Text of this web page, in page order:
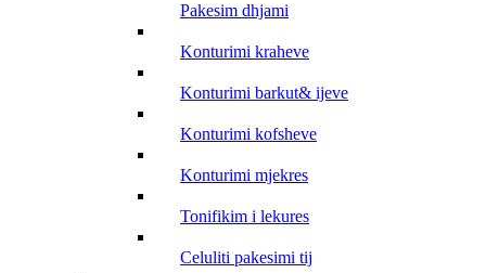
pakesim dhjami
konturimi kraheve
konturimi barkut& ijeve
konturimi kofsheve
konturimi mjekres
tonifikim i lekures
celuliti pakesimi tij